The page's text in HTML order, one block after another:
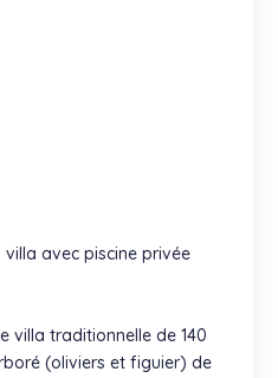
villa avec piscine privée
villa traditionnelle de 140
(oliviers et figuier) de